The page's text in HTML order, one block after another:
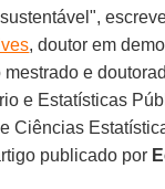
, doutor em
e
e Estatísticas
Ciências
publicado por